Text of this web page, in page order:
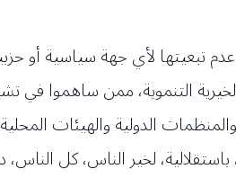
تبعيتها لأي جهة سياسية أو
التنموية، ممن ساهموا في
الدولية والهيئات
لخير الناس، كل